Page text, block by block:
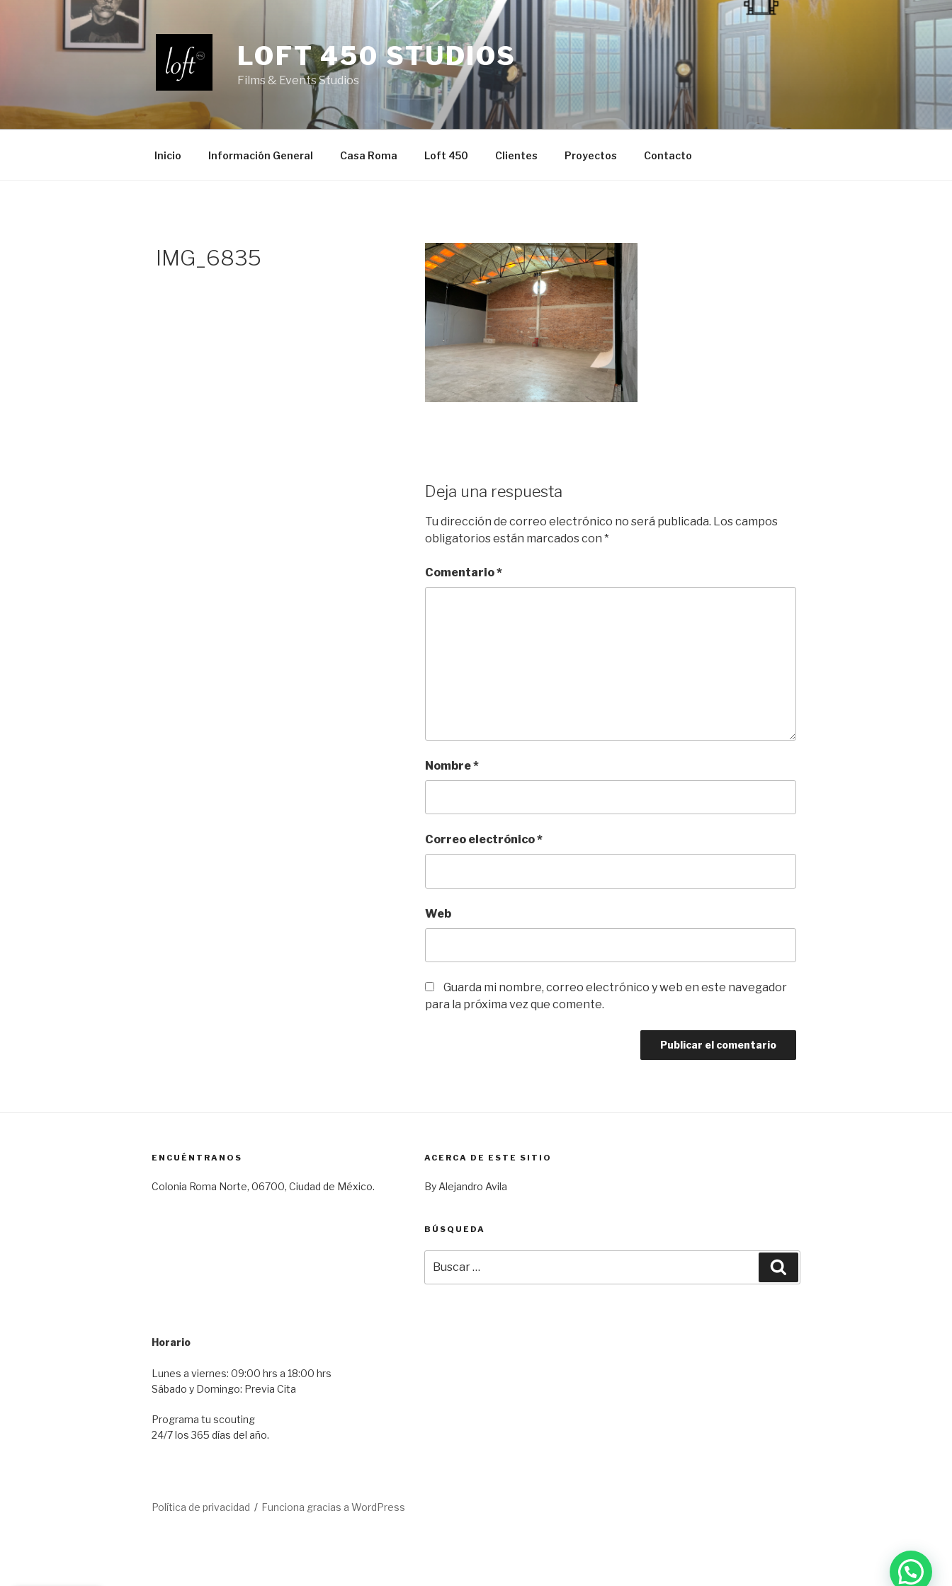
LOFT 450 STUDIOS
Films & Events Studios
Inicio Información General Casa Roma Loft 450 Clientes Proyectos Contacto
IMG_6835
Deja una respuesta
Tu dirección de correo electrónico no será publicada. Los campos
obligatorios están marcados con *
Comentario*
Nombre*
Correo electrónico*
Web
Guarda mi nombre, correo electrónico y web en este navegador
para la próxima vez que comente.
ENCUÉNTRANOS
Colonia Roma Norte, 06700, Ciudad de México.
Horario
Lunes a viernes: 09:00 hrs a 18:00 hrs
Sábado y Domingo: Previa Cita
Programa tu scouting
24/7 los 365 días del año.
ACERCA DE ESTE SITIO
By Alejandro Avila
BÚSQUEDA
por:
Política de privacidad Funciona gracias a WordPress